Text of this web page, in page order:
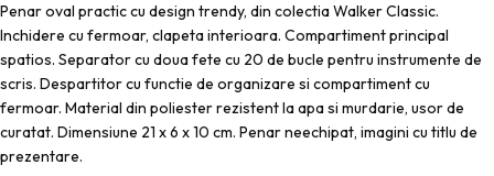
Penar oval practic cu design trendy, din colectia Walker Classic.
Inchidere cu fermoar, clapeta interioara. Compartiment principal
spatios. Separator cu doua fete cu 20 de bucle pentru instrumente de
scris. Despartitor cu functie de organizare si compartiment cu
fermoar. Material din poliester rezistent la apa si murdarie, usor de
curatat. Dimensiune 21 x 6 x 10 cm. Penar neechipat, imagini cu titlu de
prezentare.